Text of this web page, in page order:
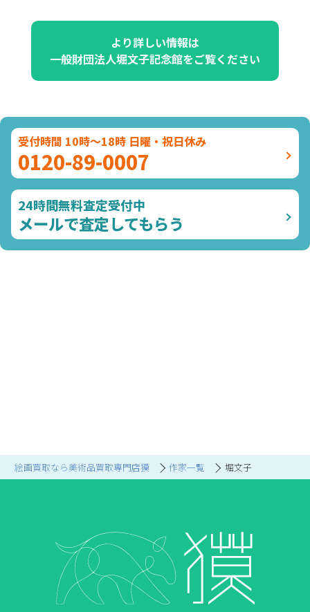
絵画買取なら美術品買取専門店獏 作家一覧 堀文子
より詳しい情報は
一般財団法人堀文子記念館をご覧ください
受付時間 10時～18時 日曜・祝日休み
0120-89-0007
24時間無料査定受付中
メールで査定してもらう